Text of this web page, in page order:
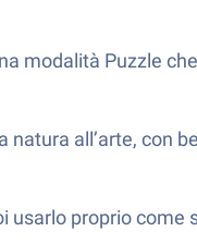
modalità Puzzle
natura all’arte, con
usarlo proprio come